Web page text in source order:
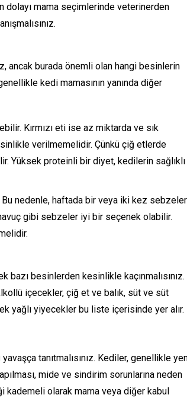
dolayı mama seçimlerinde veterinerden
ancak burada önemli olan hangi besinlerin
kedi mamasının yanında diğer
Kırmızı eti ise az miktarda ve sık
verilmemelidir. Çünkü çiğ etlerde
Yüksek proteinli bir diyet, kedilerin sağlıklı
nedenle, haftada bir veya iki kez
gibi sebzeler iyi bir seçenek olabilir.
bazı besinlerden kesinlikle kaçınmalısınız.
içecekler, çiğ et ve balık, süt ve süt
yağlı yiyecekler bu liste içerisinde yer alır.
tanıtmalısınız. Kediler, genellikle
mide ve sindirim sorunlarına neden
olarak mama veya diğer kabul